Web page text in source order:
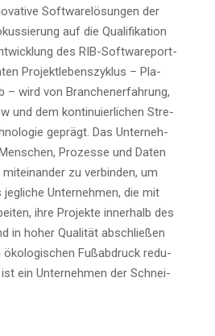
Soft­ware­lö­sun­gen der
auf die Qua­li­fi­ka­ti­on
des RIB-Soft­ware­port­
Pro­jekt­le­bens­zy­klus – Pla­
– wird von Bran­chen­er­fah­rung,
und dem kon­ti­nu­ier­li­chen Stre­
geprägt. Das Unter­neh­
Pro­zes­se und Daten
zu ver­bin­den, um
Unter­neh­men, die mit
ihre Pro­jek­te inner­halb des
in hoher Qua­li­tät abschlie­ßen
öko­lo­gi­schen Fuß­ab­druck redu­
ein Unter­neh­men der Schnei­